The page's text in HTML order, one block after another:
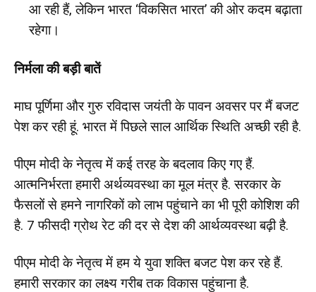
आ रही हैं, लेकिन भारत ‘विकसित भारत’ की ओर कदम बढ़ाता
रहेगा।
निर्मला की बड़ी बातें
माघ पूर्णिमा और गुरु रविदास जयंती के पावन अवसर पर मैं बजट
पेश कर रही हूं. भारत में पिछले साल आर्थिक स्थिति अच्छी रही है.
पीएम मोदी के नेतृत्व में कई तरह के बदलाव किए गए हैं.
आत्मनिर्भरता हमारी अर्थव्यवस्था का मूल मंत्र है. सरकार के
फैसलों से हमने नागरिकों को लाभ पहुंचाने का भी पूरी कोशिश की
है. 7 फीसदी ग्रोथ रेट की दर से देश की आर्थव्यवस्था बढ़ी है.
पीएम मोदी के नेतृत्व में हम ये युवा शक्ति बजट पेश कर रहे हैं.
हमारी सरकार का लक्ष्य गरीब तक विकास पहुंचाना है.